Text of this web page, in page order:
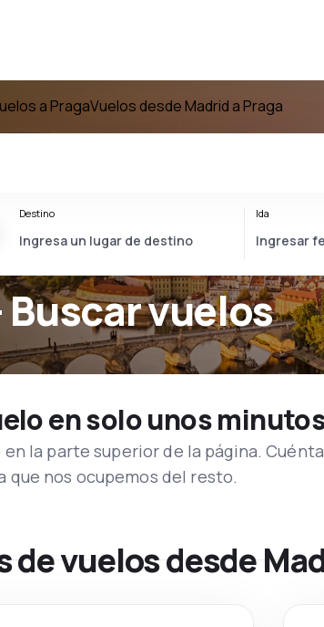
a PragaVuelos desde Madrid a Praga
Buscar vuelos
Destino Ida
en solo unos
la parte superior de la página.
que nos ocupemos del resto.
vuelos desde